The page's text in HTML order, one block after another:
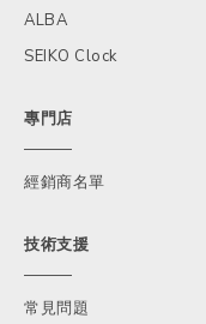
ALBA
SEIKO Clock
專門店
經銷商名單
技術支援
常見問題